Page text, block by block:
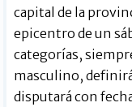
capital de la
epicentro de un
categorías,
masculino,
disputará con